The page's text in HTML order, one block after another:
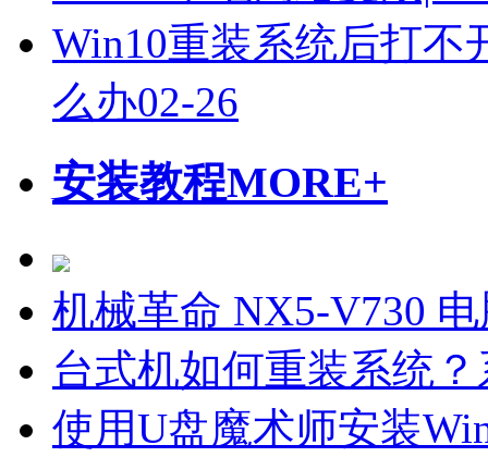
Win10重装系统后打不
么办02-26
安装教程MORE+
机械革命 NX5-V730
台式机如何重装系统
使用U盘魔术师安装